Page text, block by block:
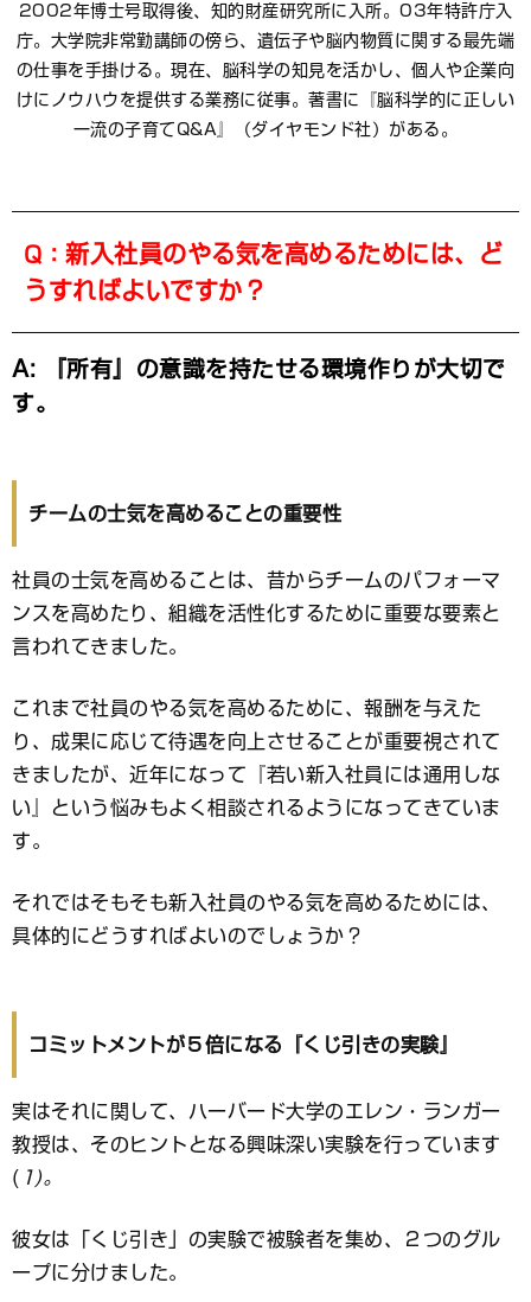
2002年博士号取得後、知的財産研究所に入所。03年特許庁入
庁。大学院非常勤講師の傍ら、遺伝子や脳内物質に関する最先端
の仕事を手掛ける。現在、脳科学の知見を活かし、個人や企業向
けにノウハウを提供する業務に従事。著書に『脳科学的に正しい
一流の子育てQ&A』（ダイヤモンド社）がある。
Q： 新入社員のやる気を高めるためには、ど
うすればよいですか？
A: 『所有』の意識を持たせる環境作りが大切で
す。
チームの士気を高めることの重要性
社員の士気を高めることは、昔からチームのパフォーマ
ンスを高めたり、組織を活性化するために重要な要素と
言われてきました。
これまで社員のやる気を高めるために、報酬を与えた
り、成果に応じて待遇を向上させることが重要視されて
きましたが、近年になって『若い新入社員には通用しな
い』という悩みもよく相談されるようになってきていま
す。
それではそもそも新入社員のやる気を高めるためには、
具体的にどうすればよいのでしょうか？
コミットメントが５倍になる『くじ引きの実験』
実はそれに関して、ハーバード大学のエレン・ランガー
教授は、そのヒントとなる興味深い実験を行っています
( 1)。
彼女は「くじ引き」の実験で被験者を集め、２つのグル
ープに分けました。